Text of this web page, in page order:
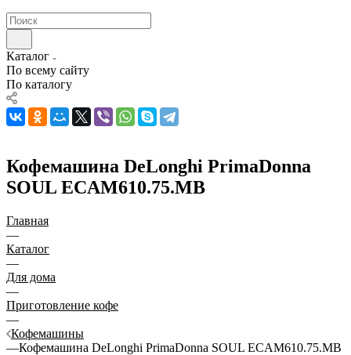
Каталог
По всему сайту
По каталогу
Кофемашина DeLonghi PrimaDonna
SOUL ECAM610.75.MB
Главная
—
Каталог
—
Для дома
—
Приготовление кофе
—
Кофемашины
—Кофемашина DeLonghi PrimaDonna SOUL ECAM610.75.MB